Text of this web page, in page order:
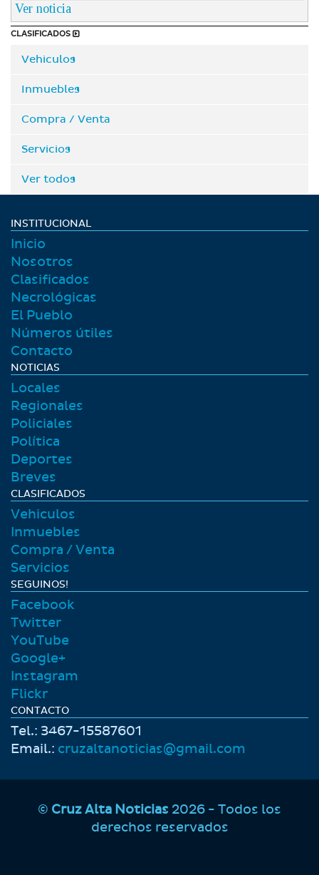
Ver noticia
CLASIFICADOS
Vehiculos
Inmuebles
Compra / Venta
Servicios
Ver todos
INSTITUCIONAL
Inicio
Nosotros
Clasificados
Necrológicas
El Pueblo
Números útiles
Contacto
NOTICIAS
Locales
Regionales
Policiales
Polí­tica
Deportes
Breves
CLASIFICADOS
Vehiculos
Inmuebles
Compra / Venta
Servicios
SEGUINOS!
Facebook
Twitter
YouTube
Google+
Instagram
Flickr
CONTACTO
Tel.: 3467-15587601
Email.: cruzaltanoticias@gmail.com
© Cruz Alta Noticias 2026 - Todos los
derechos reservados